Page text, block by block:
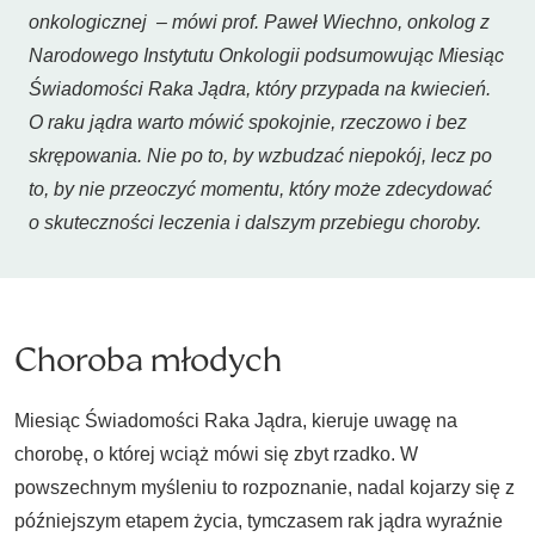
onkologicznej – mówi prof. Paweł Wiechno, onkolog z
Narodowego Instytutu Onkologii podsumowując Miesiąc
Świadomości Raka Jądra, który przypada na kwiecień.
O raku jądra warto mówić spokojnie, rzeczowo i bez
skrępowania. Nie po to, by wzbudzać niepokój, lecz po
to, by nie przeoczyć momentu, który może zdecydować
o skuteczności leczenia i dalszym przebiegu choroby.
Choroba młodych
Miesiąc Świadomości Raka Jądra, kieruje uwagę na
chorobę, o której wciąż mówi się zbyt rzadko. W
powszechnym myśleniu to rozpoznanie, nadal kojarzy się z
późniejszym etapem życia, tymczasem rak jądra wyraźnie